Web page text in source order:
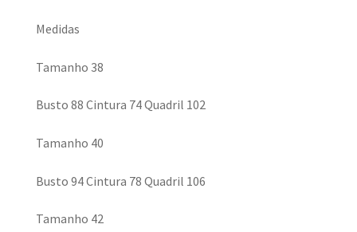
Medidas
Tamanho 38
Busto 88 Cintura 74 Quadril 102
Tamanho 40
Busto 94 Cintura 78 Quadril 106
Tamanho 42